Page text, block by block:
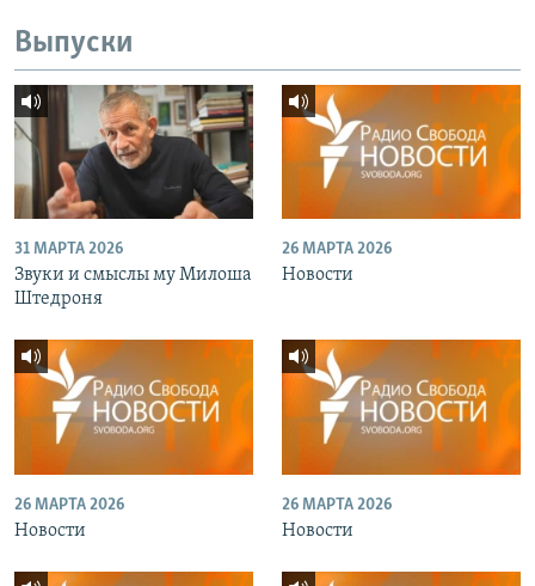
Выпуски
31 МАРТА 2026
Звуки и смыслы му Милоша
Штедроня
26 МАРТА 2026
Новости
26 МАРТА 2026
Новости
26 МАРТА 2026
Новости